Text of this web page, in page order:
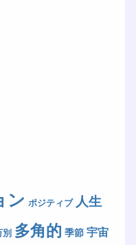
ン ポジティブ 人生
別 多角的 季節 宇宙